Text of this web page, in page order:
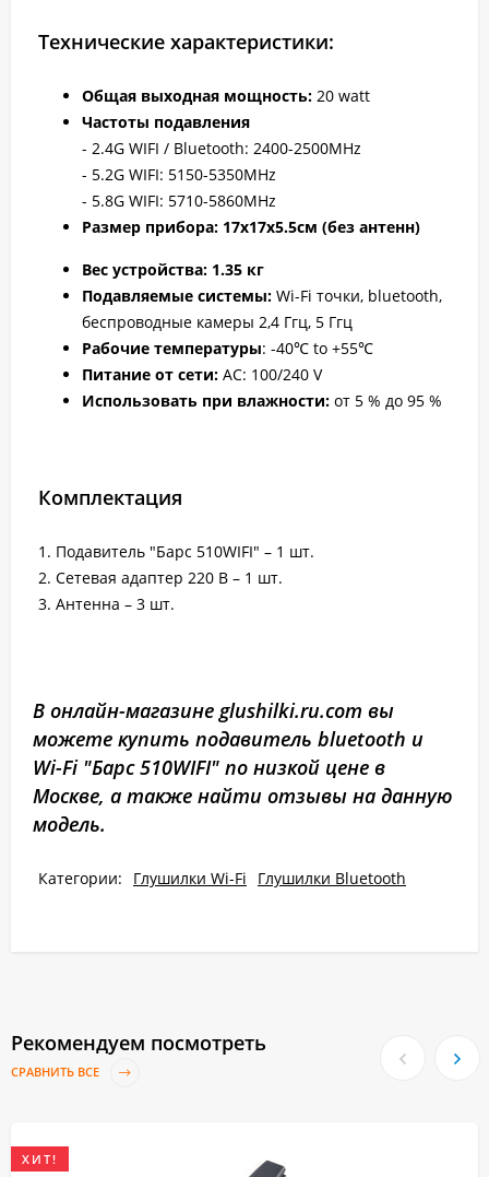
Технические характеристики:
Общая выходная мощность: 20 watt
Частоты подавления
- 2.4G WIFI / Bluetooth: 2400-2500MHz
- 5.2G WIFI: 5150-5350MHz
- 5.8G WIFI: 5710-5860MHz
Размер прибора: 17х17х5.5см (без антенн)
Вес устройства: 1.35 кг
Подавляемые системы: Wi-Fi точки, bluetooth,
беспроводные камеры 2,4 Ггц, 5 Ггц
Рабочие температуры: -40℃ to +55℃
Питание от сети: AC: 100/240 V
Использовать при влажности: от 5 % до 95 %
Комплектация
1. Подавитель "Барс 510WIFI" – 1 шт.
2. Сетевая адаптер 220 В – 1 шт.
3. Антенна – 3 шт.
В онлайн-магазине glushilki.ru.com вы
можете купить подавитель bluetooth и
Wi-Fi "Барс 510WIFI" по низкой цене в
Москве, а также найти отзывы на данную
модель.
Категории: Глушилки Wi-Fi Глушилки Bluetooth
Рекомендуем посмотреть
СРАВНИТЬ ВСЕ
ХИТ!